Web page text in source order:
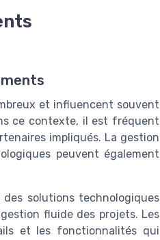
et influencent souvent
ce contexte, il est fréquent
impliqués. La gestion
peuvent également
solutions technologiques
fluide des projets. Les
et les fonctionnalités qui